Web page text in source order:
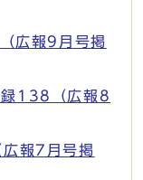
広報9月号掲
録138（広報8
報7月号掲